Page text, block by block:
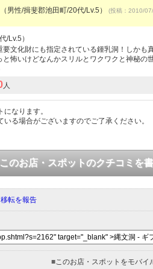
男性/揖斐郡池田町/20代/Lv.5） (投稿：2010/
/Lv.5）
文化財にも指定されている鍾乳洞！しかも
怖いけどなんかスリルとワクワクと神秘の
人
なります。
る場合がございますのでご了承ください。
このお店・スポットのクチコミを
転を報告
■このお店・スポットをモバイ